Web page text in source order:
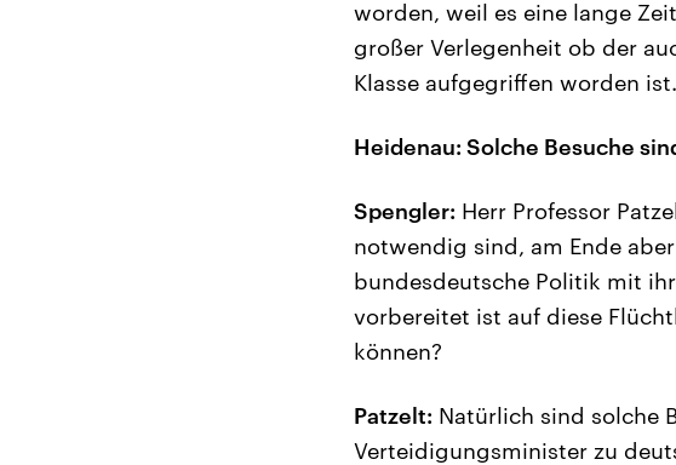
worden, weil es eine lange
großer Verlegenheit ob der
Klasse aufgegriffen worden ist.
Heidenau: Solche Besuche
Spengler: Herr Professor
notwendig sind, am Ende
bundesdeutsche Politik mit
vorbereitet ist auf diese
können?
Patzelt: Natürlich sind solche
Verteidigungsminister zu